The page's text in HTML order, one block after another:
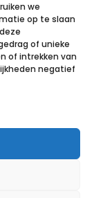
we
op te slaan
of unieke
of intrekken van
negatief
ES
8l. st.
aan verlanglijst